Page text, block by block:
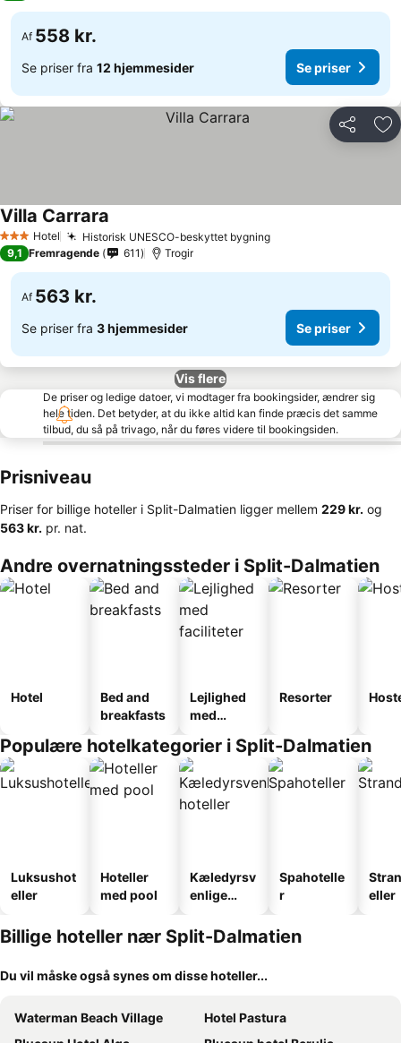
Af 558 kr.
Se priser fra 12 hjemmesider Se priser
Del
3 StjernerHotel Historisk UNESCO-beskyttet bygning
Villa Carrara
9,1 Fremragende 611 Trogir
Af 563 kr.
Se priser fra 3 hjemmesider Se priser
Vis flere
De priser og ledige datoer, vi modtager fra bookingsider, ændrer sig
hele tiden. Det betyder, at du ikke altid kan finde præcis det samme
tilbud, du så på trivago, når du føres videre til bookingsiden.
Prisniveau
Priser for billige hoteller i Split-Dalmatien ligger mellem ‎229 kr. og
‎563 kr. pr. nat.
Andre overnatningssteder i Split-Dalmatien
Hotel
Bed and
breakfasts
Lejlighed
med
Resorter
Populære hotelkategorier i Split-Dalmatien
Luksushot
eller
Hoteller
med pool
Kæledyrsv
enlige
Spahotelle
r
eller
Billige hoteller nær Split-Dalmatien
Du vil måske også synes om disse hoteller...
Waterman Beach Village
Hotel Pastura